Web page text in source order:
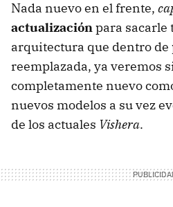
Nada nuevo en el frente,
actualizaciónpara sacarle
arquitectura que dentro de
reemplazada, ya veremos
completamente nuevo
nuevos modelos a su vez
de los actuales Vishera.